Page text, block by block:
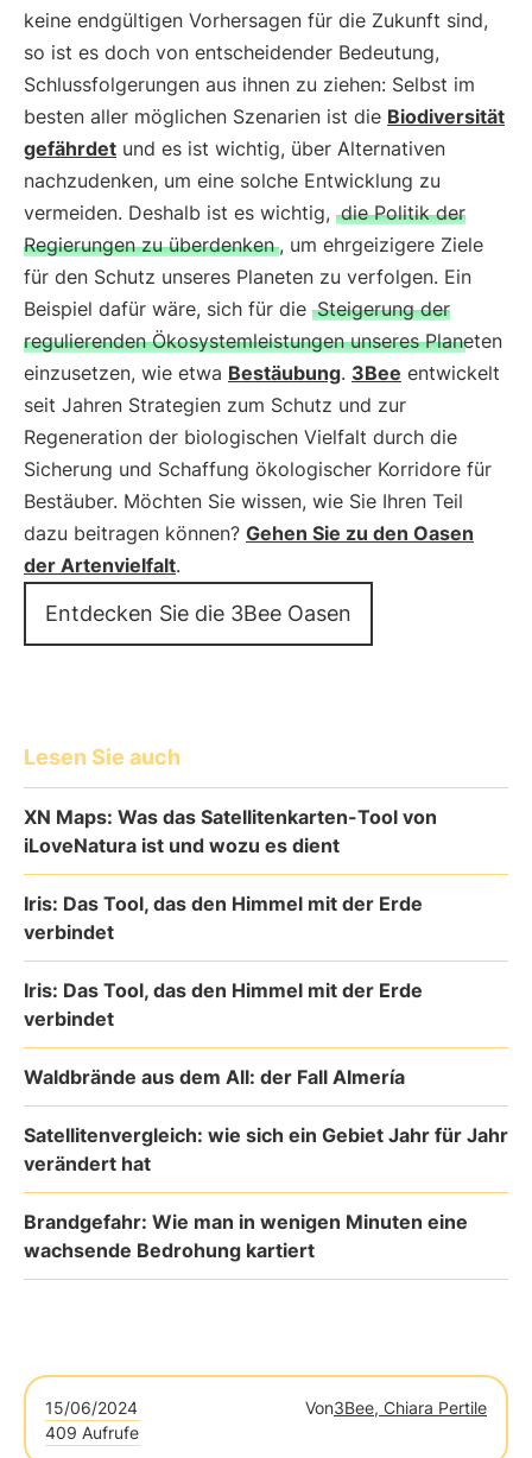
keine endgültigen Vorhersagen für die Zukunft sind,
so ist es doch von entscheidender Bedeutung,
Schlussfolgerungen aus ihnen zu ziehen: Selbst im
besten aller möglichen Szenarien ist die Biodiversität
gefährdet und es ist wichtig, über Alternativen
nachzudenken, um eine solche Entwicklung zu
vermeiden. Deshalb ist es wichtig, die Politik der
Regierungen zu überdenken , um ehrgeizigere Ziele
für den Schutz unseres Planeten zu verfolgen. Ein
Beispiel dafür wäre, sich für die Steigerung der
regulierenden Ökosystemleistungen unseres Planeten
einzusetzen, wie etwa Bestäubung. 3Bee entwickelt
seit Jahren Strategien zum Schutz und zur
Regeneration der biologischen Vielfalt durch die
Sicherung und Schaffung ökologischer Korridore für
Bestäuber. Möchten Sie wissen, wie Sie Ihren Teil
dazu beitragen können? Gehen Sie zu den Oasen
der Artenvielfalt.
Entdecken Sie die 3Bee Oasen
Lesen Sie auch
XN Maps: Was das Satellitenkarten-Tool von
iLoveNatura ist und wozu es dient
Iris: Das Tool, das den Himmel mit der Erde
verbindet
Iris: Das Tool, das den Himmel mit der Erde
verbindet
Waldbrände aus dem All: der Fall Almería
Satellitenvergleich: wie sich ein Gebiet Jahr für Jahr
verändert hat
Brandgefahr: Wie man in wenigen Minuten eine
wachsende Bedrohung kartiert
15/06/2024 Von3Bee, Chiara Pertile
409 Aufrufe